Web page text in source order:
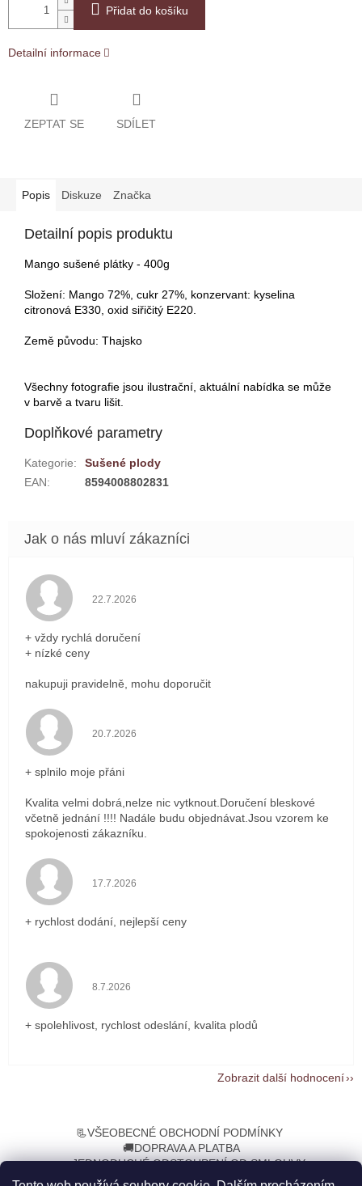
Přidat do košíku
Detailní informace
ZEPTAT SE SDÍLET
Popis Diskuze Značka
Detailní popis produktu
Mango sušené plátky - 400g
Složení: Mango 72%, cukr 27%, konzervant: kyselina
citronová E330, oxid siřičitý E220.
Země původu: Thajsko
Všechny fotografie jsou ilustrační, aktuální nabídka se může
v barvě a tvaru lišit.
Doplňkové parametry
Kategorie:
Sušené plody
EAN: 8594008802831
Hodnocení obchodu je 5 z 5 hvězdiček.
22.7.2026
+ vždy rychlá doručení
+ nízké ceny
nakupuji pravidelně, mohu doporučit
Hodnocení obchodu je 5 z 5 hvězdiček.
20.7.2026
+ splnilo moje přáni
Kvalita velmi dobrá,nelze nic vytknout.Doručení bleskové
včetně jednání !!!! Nadále budu objednávat.Jsou vzorem ke
spokojenosti zákazníku.
Hodnocení obchodu je 5 z 5 hvězdiček.
17.7.2026
+ rychlost dodání, nejlepší ceny
Hodnocení obchodu je 5 z 5 hvězdiček.
8.7.2026
+ spolehlivost, rychlost odeslání, kvalita plodů
Zobrazit další hodnocení
a
📃VŠEOBECNÉ OBCHODNÍ PODMÍNKY
🚚DOPRAVA A PLATBA
➡️JEDNODUCHÉ ODSTOUPENÍ OD SMLOUVY